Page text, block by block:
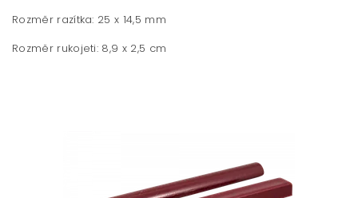
Rozměr razítka: 25 x 14,5 mm
Rozměr rukojeti: 8,9 x 2,5 cm